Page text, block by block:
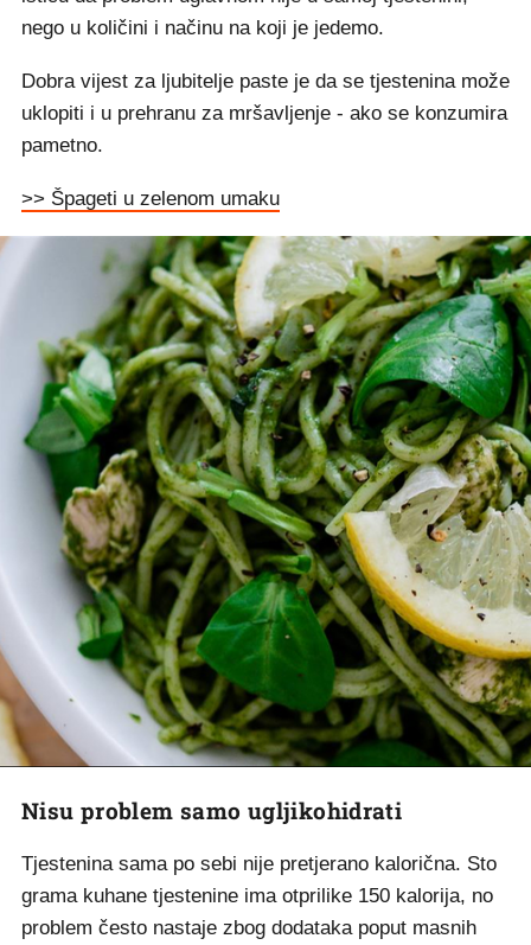
nego u količini i načinu na koji je jedemo.
Dobra vijest za ljubitelje paste je da se tjestenina može
uklopiti i u prehranu za mršavljenje - ako se konzumira
pametno.
>> Špageti u zelenom umaku
Nisu problem samo ugljikohidrati
Tjestenina sama po sebi nije pretjerano kalorična. Sto
grama kuhane tjestenine ima otprilike 150 kalorija, no
problem često nastaje zbog dodataka poput masnih